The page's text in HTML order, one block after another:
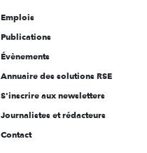
Emplois
Publications
Évènements
Annuaire des solutions RSE
S'inscrire aux newsletters
Journalistes et rédacteurs
Contact